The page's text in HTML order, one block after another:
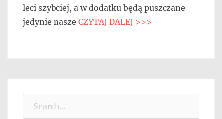
leci szybciej, a w dodatku będą puszczane
jedynie nasze CZYTAJ DALEJ >>>